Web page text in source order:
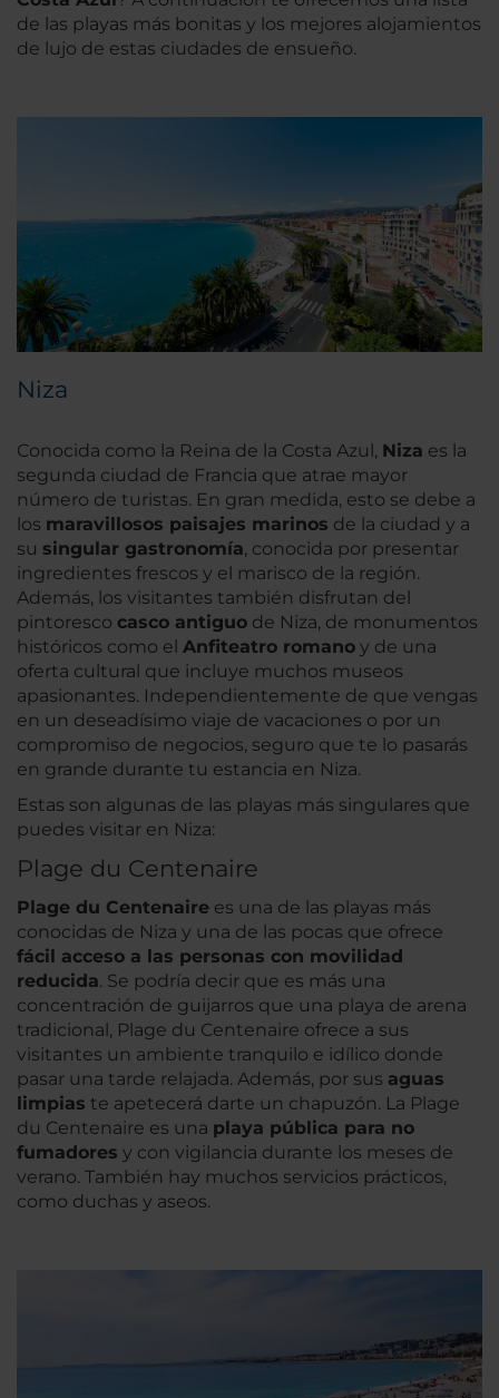
de las playas más bonitas y los mejores alojamientos
de lujo de estas ciudades de ensueño.
Niza
Conocida como la Reina de la Costa Azul, Niza es la
segunda ciudad de Francia que atrae mayor
número de turistas. En gran medida, esto se debe a
los maravillosos paisajes marinos de la ciudad y a
su singular gastronomía, conocida por presentar
ingredientes frescos y el marisco de la región.
Además, los visitantes también disfrutan del
pintoresco casco antiguo de Niza, de monumentos
históricos como el Anfiteatro romano y de una
oferta cultural que incluye muchos museos
apasionantes. Independientemente de que vengas
en un deseadísimo viaje de vacaciones o por un
compromiso de negocios, seguro que te lo pasarás
en grande durante tu estancia en Niza.
Estas son algunas de las playas más singulares que
puedes visitar en Niza:
Plage du Centenaire
Plage du Centenaire es una de las playas más
conocidas de Niza y una de las pocas que ofrece
fácil acceso a las personas con movilidad
reducida. Se podría decir que es más una
concentración de guijarros que una playa de arena
tradicional, Plage du Centenaire ofrece a sus
visitantes un ambiente tranquilo e idílico donde
pasar una tarde relajada. Además, por sus aguas
limpias te apetecerá darte un chapuzón. La Plage
du Centenaire es una playa pública para no
fumadores y con vigilancia durante los meses de
verano. También hay muchos servicios prácticos,
como duchas y aseos.